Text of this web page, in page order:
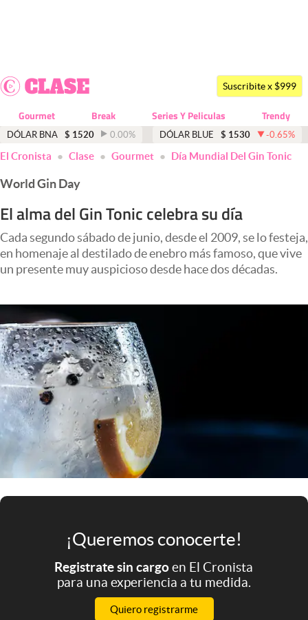
Dólar
Economía y Política
Finanzas y Mercados
Mercados Online
Negocios
Columnistas
Otras secciones
Infotechnology
Clase
Clima
Mundial 2026
Eventos Corporativos
El Cronista Studio
abre en nueva pestaña
Suscribite x $999
Gourmet Break Series Y Peliculas Trendy
DÓLAR BNA $ 1520 0.00% DÓLAR BLUE $ 1530 -0.65%
El Cronista Clase Gourmet Día Mundial Del Gin Tonic
World Gin Day
El alma del Gin Tonic celebra su día
Cada segundo sábado de junio, desde el 2009, se lo festeja,
en homenaje al destilado de enebro más famoso, que vive
un presente muy auspicioso desde hace dos décadas.
¡Queremos conocerte!
Registrate sin cargoen El Cronista
para una experiencia a tu medida.
Quiero registrarme